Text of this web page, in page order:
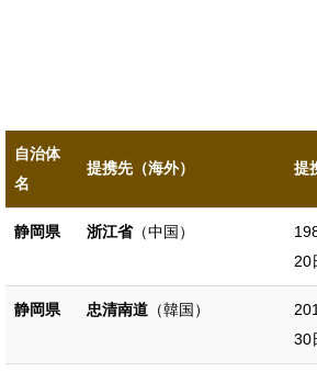
自治体
名
提携先（海外） 提
静岡県 浙江省（中国）
20
静岡県 忠清南道 （韓国）
30